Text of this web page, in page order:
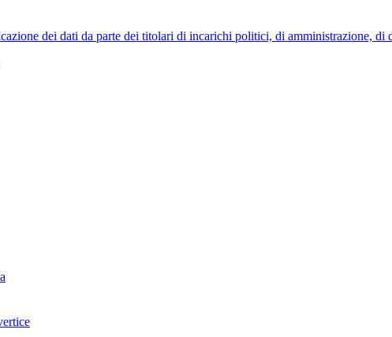
dei dati da parte dei titolari di incarichi politici, di amministrazione, di